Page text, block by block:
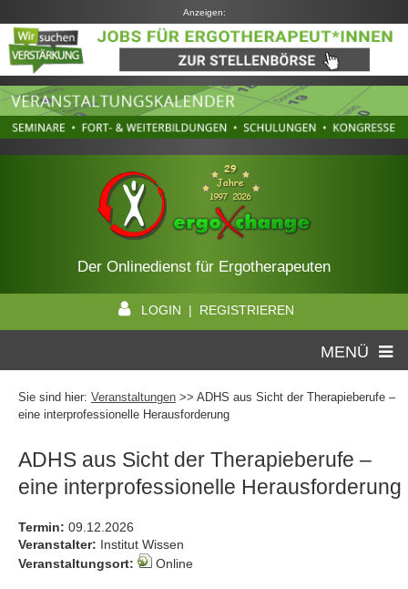
Anzeigen:
Der Onlinedienst für Ergotherapeuten
LOGIN | REGISTRIEREN
MENÜ
Sie sind hier: Veranstaltungen >> ADHS aus Sicht der Therapieberufe –
eine interprofessionelle Herausforderung
ADHS aus Sicht der Therapieberufe –
eine interprofessionelle Herausforderung
Termin: 09.12.2026
Veranstalter: Institut Wissen
Veranstaltungsort:
Online